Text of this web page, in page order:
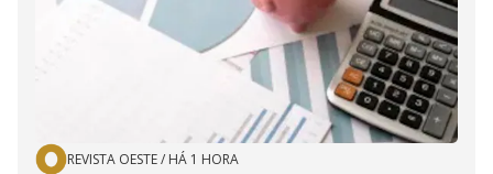
REVISTA OESTE/ HÁ 1 HORA